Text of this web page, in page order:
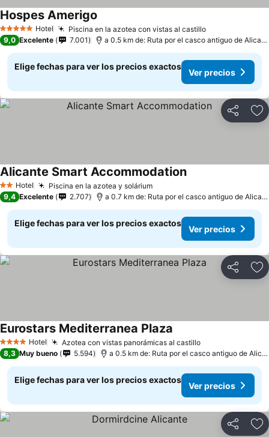
5 Estrellas Hotel Piscina en la azotea con vistas al castilloVer precios
Hospes Amerigo
9,0 Excelente 7.001 a 0.5 km de: Ruta por el casco antiguo de
Elige fechas para ver los precios exactos
Ver precios
Compartir
2 Estrellas
Hotel Piscina en la azotea y soláriumVer precios
Alicante Smart AccommodationVer precios
9,4 Excelente 2.707 a 0.7 km de: Ruta por el casco antiguo de
Elige fechas para ver los precios exactos
Ver precios
Compartir
4 EstrellasHotel Azotea con vistas panorámicas al castilloVer precios
Eurostars Mediterranea Plaza
8,3 Muy bueno 5.594 a 0.5 km de: Ruta por el casco antiguo de
Elige fechas para ver los precios exactos
Ver precios
Compartir